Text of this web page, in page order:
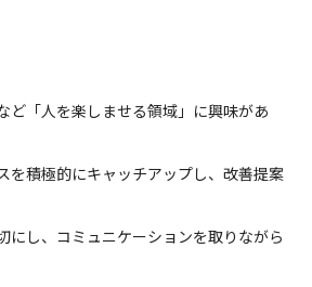
／DDS）上でのCMS機能拡張
テスト設計、運用自動化
してイベントやエンタメの舞台裏を支え
が、多くの人の“楽しみ”を支えている」
ションです。
ど「人を楽しませる領域」に興味があ
を積極的にキャッチアップし、改善提案
にし、コミュニケーションを取りながら